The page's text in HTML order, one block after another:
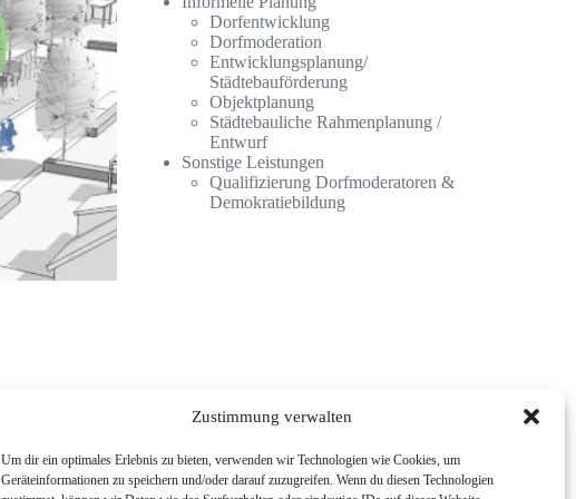
Zustimmung verwalten
Um dir ein optimales Erlebnis zu bieten, verwenden wir Technologien wie Cookies, um
Geräteinformationen zu speichern und/oder darauf zuzugreifen. Wenn du diesen Technologien
Dorfentwicklung
Dorfmoderation
Entwicklungsplanung/
Städtebauförderung
Objektplanung
Städtebauliche Rahmenplanung /
Entwurf
Sonstige Leistungen
Qualifizierung Dorfmoderatoren &
Demokratiebildung